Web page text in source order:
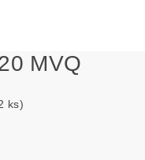
MVQ
ks)